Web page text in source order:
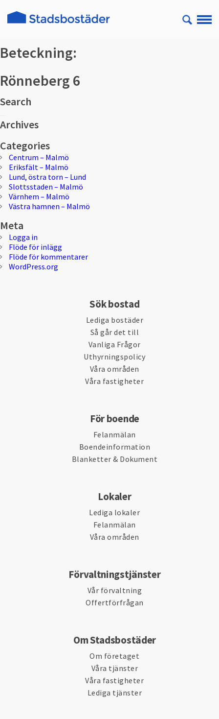
Beteckning:
Rönneberg 6
Search
efter:
Archives
Categories
Centrum – Malmö
Eriksfält – Malmö
Lund, östra torn – Lund
Slottsstaden – Malmö
Värnhem – Malmö
Västra hamnen – Malmö
Meta
Logga in
Flöde för inlägg
Flöde för kommentarer
WordPress.org
Sök bostad
Lediga bostäder
Så går det till
Vanliga Frågor
Uthyrningspolicy
Våra områden
Våra fastigheter
För boende
Felanmälan
Boendeinformation
Blanketter & Dokument
Lokaler
Lediga lokaler
Felanmälan
Våra områden
Förvaltningstjänster
Vår förvaltning
Offertförfrågan
Om Stadsbostäder
Om företaget
Våra tjänster
Våra fastigheter
Lediga tjänster